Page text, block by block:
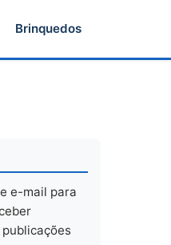
Brinquedos
e-mail para